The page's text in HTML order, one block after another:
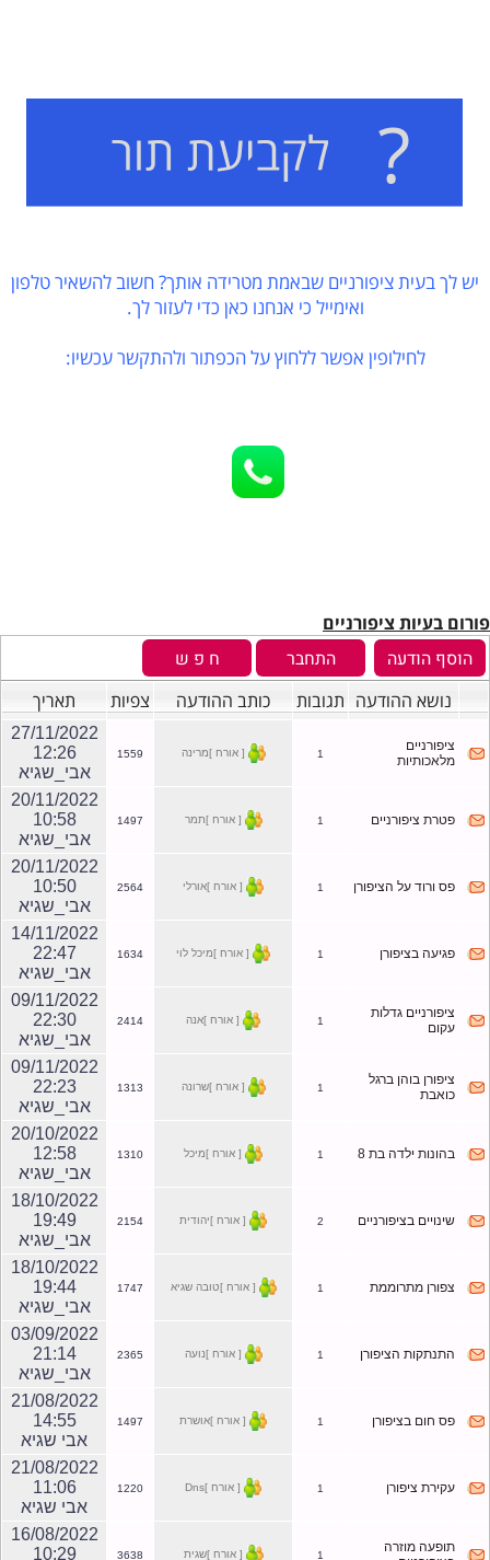
יש לך בעית ציפורניים שבאמת מטרידה אותך? חשוב להשאיר טלפון
ואימייל כי אנחנו כאן כדי לעזור לך.
לחילופין אפשר ללחוץ על הכפתור ולהתקשר עכשיו:
פורום בעיות ציפורניים
נושא ההודעה תגובות כותב ההודעה צפיות תאריך
ציפורניים
מלאכותיות
1 [ אורח ]מרינה 1559
27/11/2022
12:26
אבי_שגיא
פטרת ציפורניים 1 [ אורח ]תמר 1497
20/11/2022
10:58
אבי_שגיא
פס ורוד על הציפורן 1 [ אורח ]אורלי 2564
20/11/2022
10:50
אבי_שגיא
פגיעה בציפורן 1 [ אורח ]מיכל לוי 1634
14/11/2022
22:47
אבי_שגיא
ציפורניים גדלות
עקום
1 [ אורח ]אנה 2414
09/11/2022
22:30
אבי_שגיא
ציפורן בוהן ברגל
כואבת
1 [ אורח ]שרונה 1313
09/11/2022
22:23
אבי_שגיא
בהונות ילדה בת 8 1 [ אורח ]מיכל 1310
20/10/2022
12:58
אבי_שגיא
שינויים בציפורניים 2 [ אורח ]יהודית 2154
18/10/2022
19:49
אבי_שגיא
צפורן מתרוממת 1 [ אורח ]טובה שגיא 1747
18/10/2022
19:44
אבי_שגיא
התנתקות הציפורן 1 [ אורח ]נועה 2365
03/09/2022
21:14
אבי_שגיא
פס חום בציפורן 1 [ אורח ]אושרת 1497
21/08/2022
14:55
אבי שגיא
עקירת ציפורן 1 [ אורח ]Dns 1220
21/08/2022
11:06
אבי שגיא
תופעה מוזרה
1 [ אורח ]שגית 3638
16/08/2022
10:29